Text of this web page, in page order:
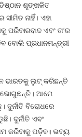
ଶୃଙ୍ଖଳିତ
ନାହିଁ। ଏହା
ପରିବାରବାଦ ଏବଂ ତା’ର
ବୋଲି ପ୍ରଧାନମନ୍ତ୍ରୀ
ଭାରତକୁ ଲୁଟ୍‌ କରିଛନ୍ତି
ଆମେ
ବିରୋଧରେ
ଦୁର୍ନୀତି ଏବଂ
କରିବାକୁ ପଡ଼ିବ। ଭବ୍ୟ